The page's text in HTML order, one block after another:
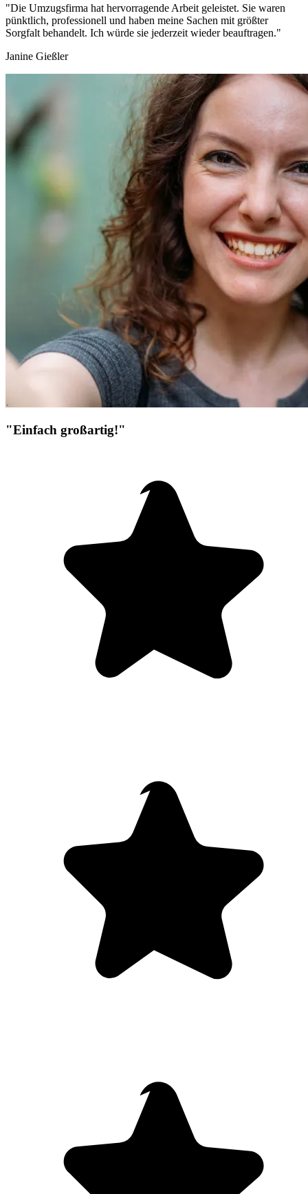
"Die Umzugsfirma hat hervorragende Arbeit geleistet. Sie waren
pünktlich, professionell und haben meine Sachen mit größter
Sorgfalt behandelt. Ich würde sie jederzeit wieder beauftragen."
Janine Gießler
"Einfach großartig!"